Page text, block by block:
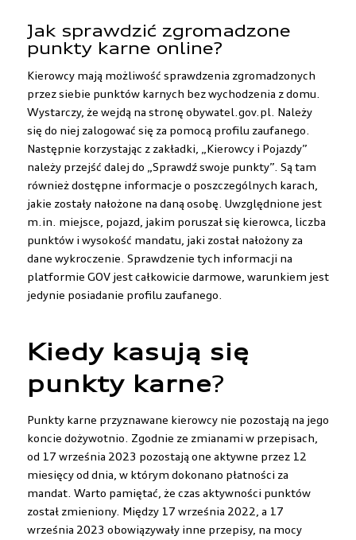
Jak sprawdzić zgromadzone
punkty karne online?
Kierowcy mają możliwość sprawdzenia zgromadzonych
przez siebie punktów karnych bez wychodzenia z domu.
Wystarczy, że wejdą na stronę obywatel.gov.pl. Należy
się do niej zalogować się za pomocą profilu zaufanego.
Następnie korzystając z zakładki, „Kierowcy i Pojazdy”
należy przejść dalej do „Sprawdź swoje punkty”. Są tam
również dostępne informacje o poszczególnych karach,
jakie zostały nałożone na daną osobę. Uwzględnione jest
m.in. miejsce, pojazd, jakim poruszał się kierowca, liczba
punktów i wysokość mandatu, jaki został nałożony za
dane wykroczenie. Sprawdzenie tych informacji na
platformie GOV jest całkowicie darmowe, warunkiem jest
jedynie posiadanie profilu zaufanego.
Kiedy kasują się
punkty karne?
Punkty karne przyznawane kierowcy nie pozostają na jego
koncie dożywotnio. Zgodnie ze zmianami w przepisach,
od 17 września 2023 pozostają one aktywne przez 12
miesięcy od dnia, w którym dokonano płatności za
mandat. Warto pamiętać, że czas aktywności punktów
został zmieniony. Między 17 września 2022, a 17
września 2023 obowiązywały inne przepisy, na mocy